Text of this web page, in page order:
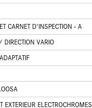
CARNET D'INSPECTION - A
DIRECTION VARIO
EXTERIEUR ELECTROCHROMES